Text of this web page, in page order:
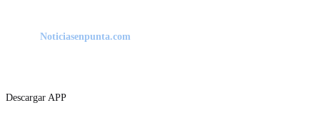
Noticiasenpunta.com
Descargar APP